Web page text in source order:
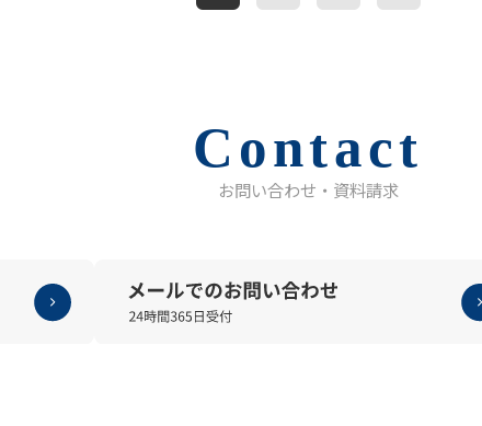
Contact
お問い合わせ・資料請求